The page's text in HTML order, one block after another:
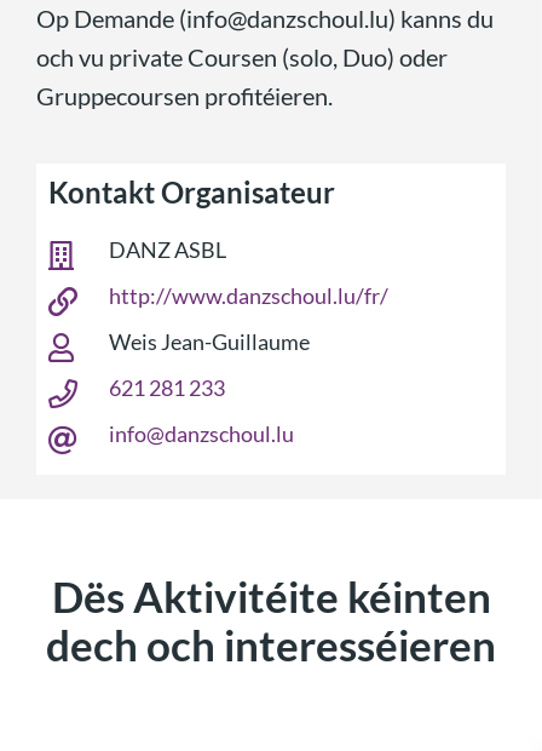
Op Demande (info@danzschoul.lu) kanns du
och vu private Coursen (solo, Duo) oder
Gruppecoursen profitéieren.
Kontakt Organisateur
DANZ ASBL
http://www.danzschoul.lu/fr/
Weis Jean-Guillaume
621 281 233
info@danzschoul.lu
Dës Aktivitéite kéinten
dech och interesséieren